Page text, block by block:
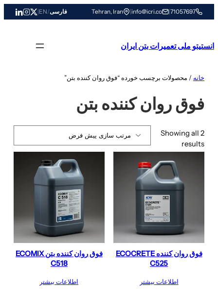
به
71057697
|
info@icri.co
|
Tehran, Iran فارسی/
EN
|
انستیتو ملی تعمیرات بتن ایران
خانه / محصولات برچسب خورده “فوق روان کننده بتن”
فوق روان کننده بتن
Showing all 2
results
فوق روان کننده ECOCRETE
C525
اطلاعات بیشتر
فوق روان کننده بتن ECOMIX
C518
اطلاعات بیشتر